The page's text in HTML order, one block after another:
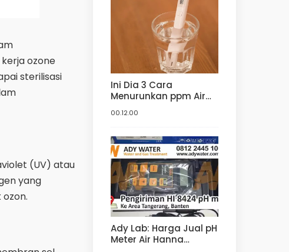
ozone
sterilisasi
(UV) atau
yang
Ini Dia 3 Cara
Menurunkan ppm Air
Water Jual Media Filter
00.12.00
Ady Lab: Harga Jual pH
Meter Air Hanna